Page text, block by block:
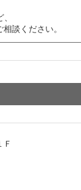
談ください。